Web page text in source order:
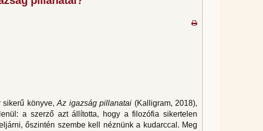
könyve, Az igazság pillanatai (Kalligram, 2018),
a szerző azt állította, hogy a filozófia sikertelen
őszintén szembe kell néznünk a kudarccal. Meg